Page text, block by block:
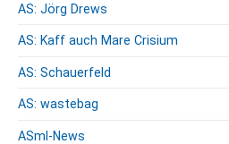
AS: Jörg Drews
AS: Kaff auch Mare Crisium
AS: Schauerfeld
AS: wastebag
ASml-News